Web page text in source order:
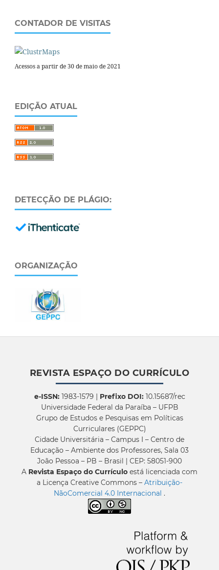
CONTADOR DE VISITAS
Acessos a partir de 30 de maio de 2021
EDIÇÃO ATUAL
DETECÇÃO DE PLÁGIO:
ORGANIZAÇÃO
REVISTA ESPAÇO DO CURRÍCULO
e-ISSN:1983-1579 | Prefixo DOI:10.15687/rec
Universidade Federal da Paraíba – UFPB
Grupo de Estudos e Pesquisas em Políticas
Curriculares (GEPPC)
Cidade Universitária – Campus I – Centro de
Educação – Ambiente dos Professores, Sala 03
João Pessoa – PB – Brasil | CEP: 58051-900
A Revista Espaço do Currículo está licenciada com
a Licença Creative Commons – Atribuição-
NãoComercial 4.0 Internacional .